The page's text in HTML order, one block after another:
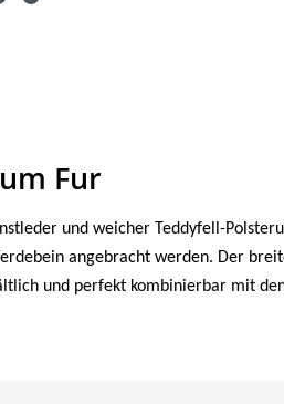
Fur
und weicher Teddyfell-
angebracht werden. Der
und perfekt kombinierbar mit